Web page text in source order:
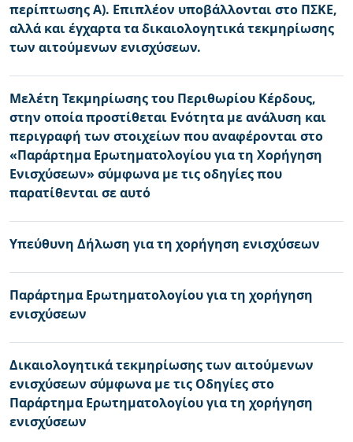
περίπτωσης Α). Επιπλέον υποβάλλονται στο ΠΣΚΕ,
αλλά και έγχαρτα τα δικαιολογητικά τεκμηρίωσης
των αιτούμενων ενισχύσεων.
Μελέτη Τεκμηρίωσης του Περιθωρίου Κέρδους,
στην οποία προστίθεται Ενότητα με ανάλυση και
περιγραφή των στοιχείων που αναφέρονται στο
«Παράρτημα Ερωτηματολογίου για τη Χορήγηση
Ενισχύσεων» σύμφωνα με τις οδηγίες που
παρατίθενται σε αυτό
Υπεύθυνη Δήλωση για τη χορήγηση ενισχύσεων
Παράρτημα Ερωτηματολογίου για τη χορήγηση
ενισχύσεων
Δικαιολογητικά τεκμηρίωσης των αιτούμενων
ενισχύσεων σύμφωνα με τις Οδηγίες στο
Παράρτημα Ερωτηματολογίου για τη χορήγηση
ενισχύσεων